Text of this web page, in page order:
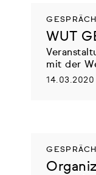
WUT
mit der
14.03.2020
GESPRÄCH